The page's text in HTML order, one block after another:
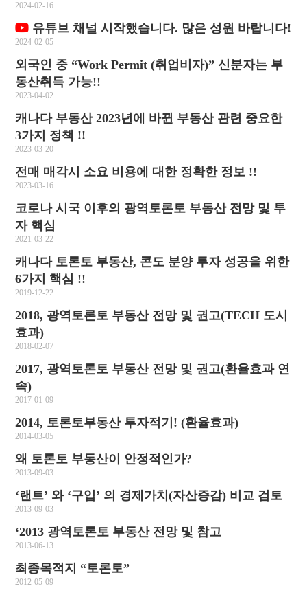
2024-02-16
유튜브 채널 시작했습니다. 많은 성원 바랍니다!
2024-02-05
외국인 중 “Work Permit (취업비자)” 신분자는 부
동산취득 가능!!
2023-04-02
캐나다 부동산 2023년에 바뀐 부동산 관련 중요한
3가지 정책 !!
2023-03-20
전매 매각시 소요 비용에 대한 정확한 정보 !!
2023-03-16
코로나 시국 이후의 광역토론토 부동산 전망 및 투
자 핵심
2021-03-22
캐나다 토론토 부동산, 콘도 분양 투자 성공을 위한
6가지 핵심 !!
2019-12-22
2018, 광역토론토 부동산 전망 및 권고(TECH 도시
효과)
2018-02-07
2017, 광역토론토 부동산 전망 및 권고(환율효과 연
속)
2017-01-09
2014, 토론토부동산 투자적기! (환율효과)
2014-03-05
왜 토론토 부동산이 안정적인가?
2013-09-03
‘랜트’ 와 ‘구입’ 의 경제가치(자산증감) 비교 검토
2013-09-03
‘2013 광역토론토 부동산 전망 및 참고
2013-06-13
최종목적지 “토론토”
2012-05-09